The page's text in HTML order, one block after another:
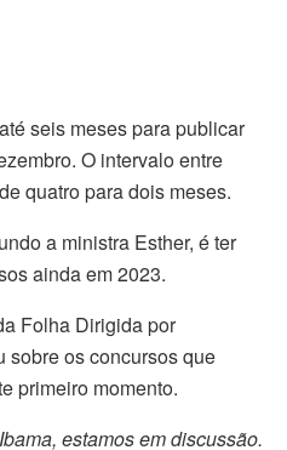
seis meses para publicar
O intervalo entre
quatro para dois meses.
a ministra Esther, é ter
ainda em 2023.
Folha Dirigida por
sobre os concursos que
primeiro momento.
estamos em discussão.